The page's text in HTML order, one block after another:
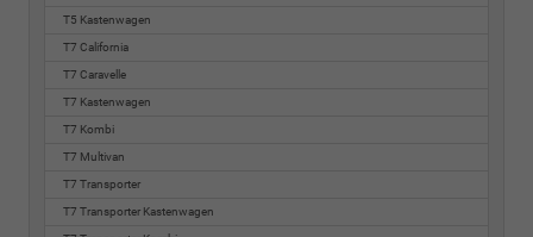
T5 Kastenwagen
T7 California
T7 Caravelle
T7 Kastenwagen
T7 Kombi
T7 Multivan
T7 Transporter
T7 Transporter Kastenwagen